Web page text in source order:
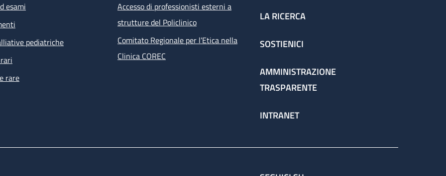
esami
pediatriche
rare
Accesso di professionisti esterni a
strutture del Policlinico
Comitato Regionale per l’Etica nella
Clinica COREC
LA RICERCA
SOSTIENICI
AMMINISTRAZIONE
TRASPARENTE
INTRANET